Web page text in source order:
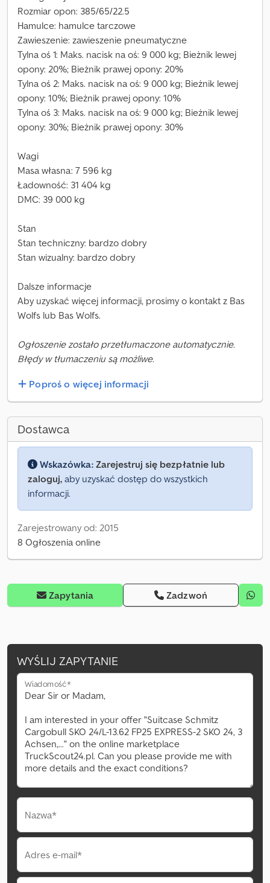
Rozmiar opon: 385/65/22.5
Hamulce: hamulce tarczowe
Zawieszenie: zawieszenie pneumatyczne
Tylna oś 1: Maks. nacisk na oś: 9 000 kg; Bieżnik lewej
opony: 20%; Bieżnik prawej opony: 20%
Tylna oś 2: Maks. nacisk na oś: 9 000 kg; Bieżnik lewej
opony: 10%; Bieżnik prawej opony: 10%
Tylna oś 3: Maks. nacisk na oś: 9 000 kg; Bieżnik lewej
opony: 30%; Bieżnik prawej opony: 30%
Wagi
Masa własna: 7 596 kg
Ładowność: 31 404 kg
DMC: 39 000 kg
Stan
Stan techniczny: bardzo dobry
Stan wizualny: bardzo dobry
Dalsze informacje
Aby uzyskać więcej informacji, prosimy o kontakt z Bas
Wolfs lub Bas Wolfs.
Ogłoszenie zostało przetłumaczone automatycznie.
Błędy w tłumaczeniu są możliwe.
Poproś o więcej informacji
Dostawca
Wskazówka: Zarejestruj się bezpłatnie lub
zaloguj, aby uzyskać dostęp do wszystkich
informacji.
Zarejestrowany od: 2015
8 Ogłoszenia online
Zapytania Zadzwoń
WYŚLIJ ZAPYTANIE
Wiadomość*
Nazwa*
Adres e-mail*